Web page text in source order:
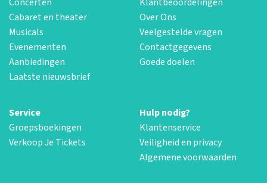
Cabaret en theater
Musicals
Evenementen
Aanbiedingen
Laatste nieuwsbrief
Over Ons
Veelgestelde vragen
Contactgegevens
Goede doelen
Service
Groepsboekingen
Verkoop Je Tickets
Hulp nodig?
Klantenservice
Veiligheid en privacy
Algemene voorwaarden